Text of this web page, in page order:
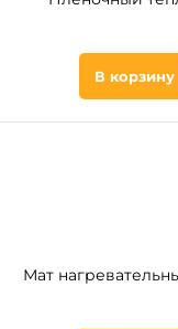
В корзину
Мат